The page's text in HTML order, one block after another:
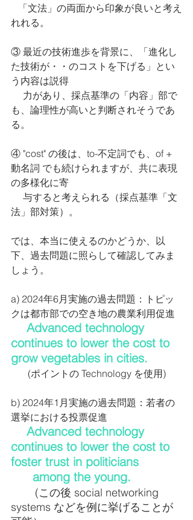
れれる。
③ 最近の技術進歩を背景に、「進化し
た技術が・・のコストを下げる」とい
う内容は説得
力があり、採点基準の「内容」部で
も、論理性が高いと判断されそうであ
る。
④ "cost" の後は、to-不定詞でも、of +
動名詞 でも続けられますが、共に表現
の多様化に寄
法」部対策）。
では、本当に使えるのかどうか、以
下、過去問題に照らして確認してみま
しょう。
a) 2024年6月実施の過去問題：トピッ
クは都市部での空き地の農業利用促進
Advanced technology
continues to lower the cost to
grow vegetables in cities.
       (ポイントの Technology を使用)
b) 2024年1月実施の過去問題：若者の
選挙における投票促進
Advanced technology
continues to lower the cost to
foster trust in politicians
      among the young.
(この後 social networking
systems などを例に挙げることが